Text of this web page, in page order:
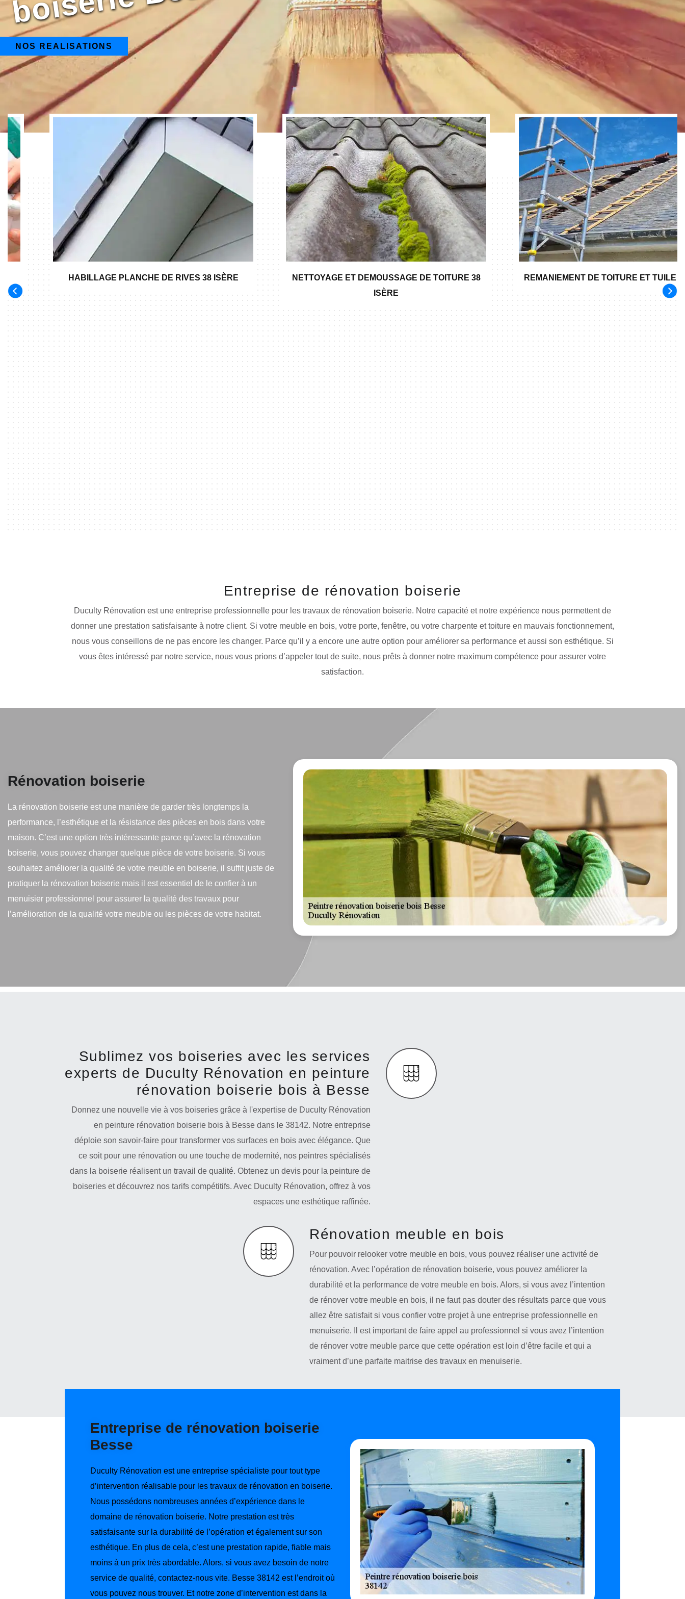
NOS REALISATIONS
HABILLAGE PLANCHE DE RIVES 38 ISÈRE
NETTOYAGE ET DEMOUSSAGE DE TOITURE 38
ISÈRE
REMANIEMENT DE TOITURE ET TUILE
Entreprise de rénovation boiserie
Duculty Rénovation est une entreprise professionnelle pour les travaux de rénovation boiserie. Notre capacité et notre expérience nous permettent de
donner une prestation satisfaisante à notre client. Si votre meuble en bois, votre porte, fenêtre, ou votre charpente et toiture en mauvais fonctionnement,
nous vous conseillons de ne pas encore les changer. Parce qu’il y a encore une autre option pour améliorer sa performance et aussi son esthétique. Si
vous êtes intéressé par notre service, nous vous prions d’appeler tout de suite, nous prêts à donner notre maximum compétence pour assurer votre
satisfaction.
Rénovation boiserie
La rénovation boiserie est une manière de garder très longtemps la
performance, l’esthétique et la résistance des pièces en bois dans votre
maison. C’est une option très intéressante parce qu’avec la rénovation
boiserie, vous pouvez changer quelque pièce de votre boiserie. Si vous
souhaitez améliorer la qualité de votre meuble en boiserie, il suffit juste de
pratiquer la rénovation boiserie mais il est essentiel de le confier à un
menuisier professionnel pour assurer la qualité des travaux pour
l’amélioration de la qualité votre meuble ou les pièces de votre habitat.
Sublimez vos boiseries avec les services
experts de Duculty Rénovation en peinture
rénovation boiserie bois à Besse
Donnez une nouvelle vie à vos boiseries grâce à l'expertise de Duculty Rénovation
en peinture rénovation boiserie bois à Besse dans le 38142. Notre entreprise
déploie son savoir-faire pour transformer vos surfaces en bois avec élégance. Que
ce soit pour une rénovation ou une touche de modernité, nos peintres spécialisés
dans la boiserie réalisent un travail de qualité. Obtenez un devis pour la peinture de
boiseries et découvrez nos tarifs compétitifs. Avec Duculty Rénovation, offrez à vos
espaces une esthétique raffinée.
Rénovation meuble en bois
Pour pouvoir relooker votre meuble en bois, vous pouvez réaliser une activité de
rénovation. Avec l’opération de rénovation boiserie, vous pouvez améliorer la
durabilité et la performance de votre meuble en bois. Alors, si vous avez l’intention
de rénover votre meuble en bois, il ne faut pas douter des résultats parce que vous
allez être satisfait si vous confier votre projet à une entreprise professionnelle en
menuiserie. Il est important de faire appel au professionnel si vous avez l’intention
de rénover votre meuble parce que cette opération est loin d’être facile et qui a
vraiment d’une parfaite maitrise des travaux en menuiserie.
Entreprise de rénovation boiserie
Besse
Duculty Rénovation est une entreprise spécialiste pour tout type
d’intervention réalisable pour les travaux de rénovation en boiserie.
Nous possédons nombreuses années d’expérience dans le
domaine de rénovation boiserie. Notre prestation est très
satisfaisante sur la durabilité de l’opération et également sur son
esthétique. En plus de cela, c’est une prestation rapide, fiable mais
moins à un prix très abordable. Alors, si vous avez besoin de notre
service de qualité, contactez-nous vite. Besse 38142 est l’endroit où
vous pouvez nous trouver. Et notre zone d’intervention est dans la